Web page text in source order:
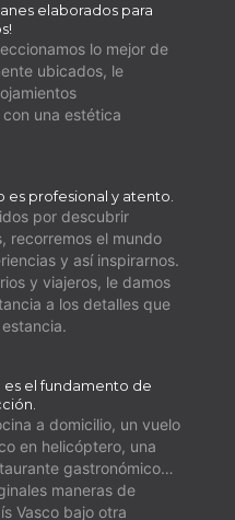
conducir,
la calle y sus
verificar las
de
las condiciones
de check-in para
reserva, el equipo
se pondrá en
para organizar su
el check-in:
elaborados para
lo mejor de
ubicados, le
una estética
es profesional y atento.
por descubrir
recorremos el mundo
y así inspirarnos.
y viajeros, le damos
a los detalles que
es el fundamento de
a domicilio, un vuelo
en helicóptero, una
gastronómico…
maneras de
Vasco bajo otra